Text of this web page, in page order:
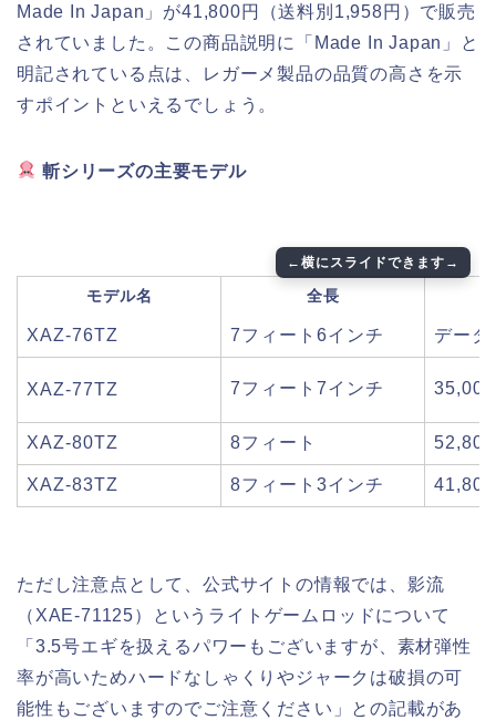
Made In Japan」が41,800円（送料別1,958円）で販売
されていました。この商品説明に「Made In Japan」と
明記されている点は、レガーメ製品の品質の高さを示
すポイントといえるでしょう。
斬シリーズの主要モデル
モデル名 全長
XAZ-76TZ 7フィート6インチ データ
XAZ-77TZ 7フィート7インチ
XAZ-80TZ 8フィート
XAZ-83TZ 8フィート3インチ
ただし注意点として、公式サイトの情報では、影流
（XAE-71125）というライトゲームロッドについて
「3.5号エギを扱えるパワーもございますが、素材弾性
率が高いためハードなしゃくりやジャークは破損の可
能性もございますのでご注意ください」との記載があ